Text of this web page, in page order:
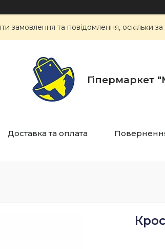
замовлення та повідомлення, оскільки
Гіпермаркет
Доставка та оплата